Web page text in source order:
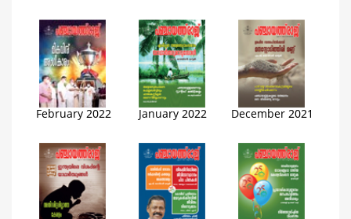
February 2022 January 2022 December 2021